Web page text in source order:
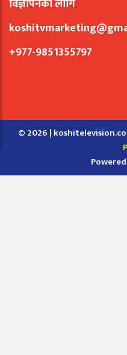
विज्ञापनका लागि
+977-9851355797
© 2026 |